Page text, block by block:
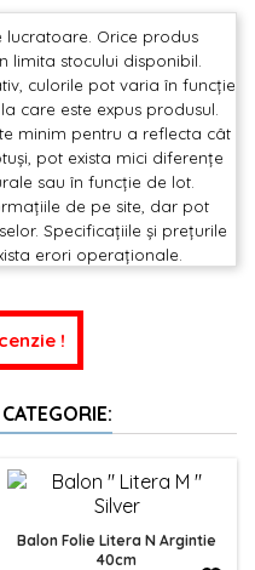
lucratoare. Orice produs
limita stocului disponibil.
culorile pot varia în funcție
care este expus produsul.
minim pentru a reflecta cât
pot exista mici diferențe
sau în funcție de lot.
de pe site, dar pot
Specificațiile și prețurile
erori operaționale.
!
Balon Folie Litera N Argintie
40cm